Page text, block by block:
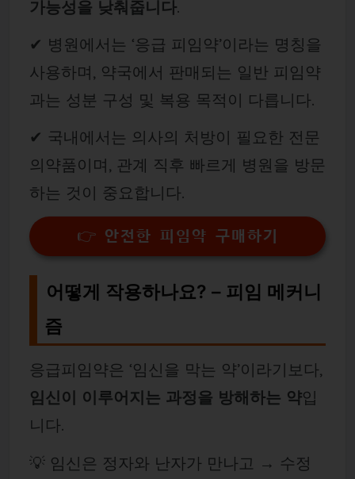
가능성을 낮춰줍니다.
✔ 병원에서는 ‘응급 피임약’이라는 명칭을
사용하며, 약국에서 판매되는 일반 피임약
과는 성분 구성 및 복용 목적이 다릅니다.
✔ 국내에서는 의사의 처방이 필요한 전문
의약품이며, 관계 직후 빠르게 병원을 방문
하는 것이 중요합니다.
👉 안전한 피임약 구매하기
어떻게 작용하나요? – 피임 메커니
즘
응급피임약은 ‘임신을 막는 약’이라기보다,
임신이 이루어지는 과정을 방해하는 약입
니다.
💡 임신은 정자와 난자가 만나고 → 수정